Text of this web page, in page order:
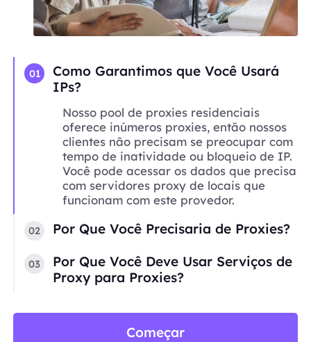
01
Como Garantimos que Você Usará
IPs?
Nosso pool de proxies residenciais
oferece inúmeros proxies, então nossos
clientes não precisam se preocupar com
tempo de inatividade ou bloqueio de IP.
Você pode acessar os dados que precisa
com servidores proxy de locais que
funcionam com este provedor.
02 Por Que Você Precisaria de Proxies?
03
Por Que Você Deve Usar Serviços de
Proxy para Proxies?
Começar